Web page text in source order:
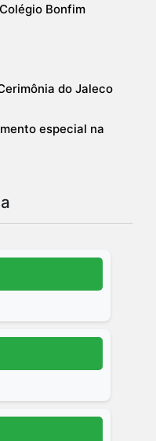
Bonfim
do Jaleco
especial na